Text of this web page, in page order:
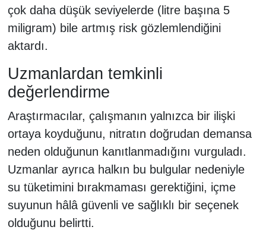
çok daha düşük seviyelerde (litre başına 5
miligram) bile artmış risk gözlemlendiğini
aktardı.
Uzmanlardan temkinli
değerlendirme
Araştırmacılar, çalışmanın yalnızca bir ilişki
ortaya koyduğunu, nitratın doğrudan demansa
neden olduğunun kanıtlanmadığını vurguladı.
Uzmanlar ayrıca halkın bu bulgular nedeniyle
su tüketimini bırakmaması gerektiğini, içme
suyunun hâlâ güvenli ve sağlıklı bir seçenek
olduğunu belirtti.